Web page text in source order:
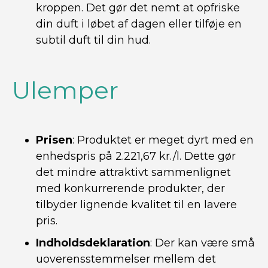
kroppen. Det gør det nemt at opfriske
din duft i løbet af dagen eller tilføje en
subtil duft til din hud.
Ulemper
Prisen: Produktet er meget dyrt med en
enhedspris på 2.221,67 kr./l. Dette gør
det mindre attraktivt sammenlignet
med konkurrerende produkter, der
tilbyder lignende kvalitet til en lavere
pris.
Indholdsdeklaration: Der kan være små
uoverensstemmelser mellem det